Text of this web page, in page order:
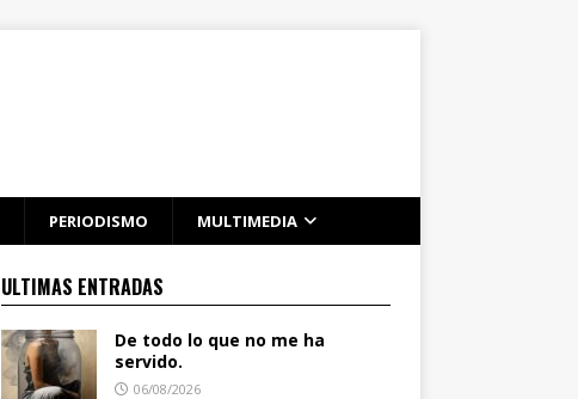
PERIODISMO MULTIMEDIA
ULTIMAS ENTRADAS
De todo lo que no me ha
servido.
06/08/2026